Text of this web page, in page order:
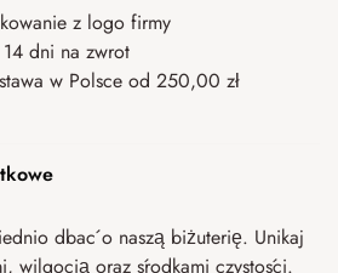
z logo firmy
14 dni na zwrot
w Polsce od 250,00 zł
dbać o naszą biżuterię. Unikaj
wilgocią oraz środkami czystości.